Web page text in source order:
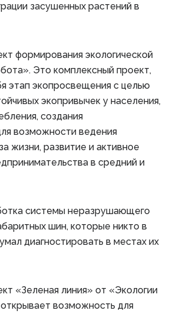
засушенных растений в
формирования экологической
Это комплексный проект,
этап экопросвещения с целью
экопривычек у населения,
создания
возможности ведения
жизни, развитие и активное
в средний и
системы неразрушающего
шин, которые никто в
диагностировать в местах их
«Зеленая линия» от «Экологии
возможность для